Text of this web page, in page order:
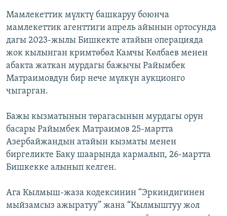
Мамлекеттик мүлктү башкаруу боюнча
мамлекеттик агенттиги апрель айынын ортосунда
дагы 2023-жылы Бишкекте атайын операцияда
жок кылынган кримтөбөл Камчы Көлбаев менен
абакта жаткан мурдагы бажычы Райымбек
Матраимовдун бир нече мүлкүн аукционго
чыгарган.
Бажы кызматынын төрагасынын мурдагы орун
басары Райымбек Матраимов 25-мартта
Азербайжандын атайын кызматы менен
биргеликте Баку шаарында кармалып, 26-мартта
Бишкекке алынып келген.
Ага Кылмыш-жаза кодексинин “Эркиндигинен
мыйзамсыз ажыратуу” жана “Кылмыштуу жол